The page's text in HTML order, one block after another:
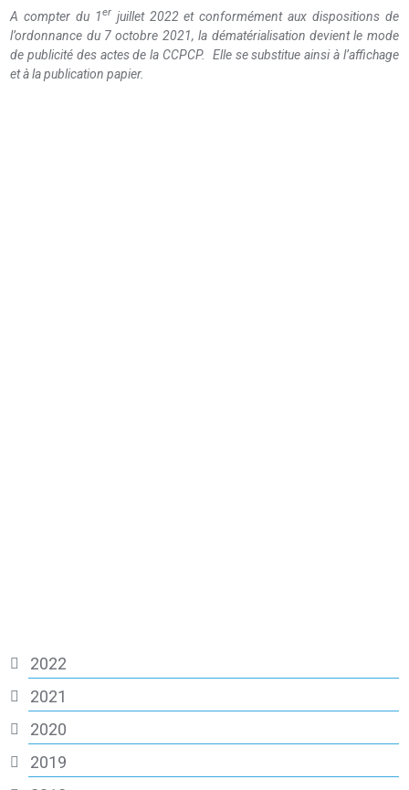
A compter du 1er juillet 2022 et conformément aux dispositions de
l’ordonnance du 7 octobre 2021, la dématérialisation devient le mode
de publicité des actes de la CCPCP. Elle se substitue ainsi à l’affichage
et à la publication papier.
2022
2021
2020
2019